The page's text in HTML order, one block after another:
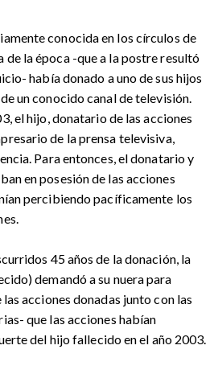
conocida en los círculos de
de la época -que a la postre resultó
había donado a uno de sus hijos
un conocido canal de televisión.
el hijo, donatario de las acciones
de la prensa televisiva,
Para entonces, el donatario y
en posesión de las acciones
percibiendo pacíficamente los
45 años de la donación, la
demandó a su nuera para
acciones donadas junto con las
que las acciones habían
del hijo fallecido en el año 2003.